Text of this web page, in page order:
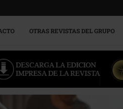
OTRAS REVISTAS DEL GRUPO